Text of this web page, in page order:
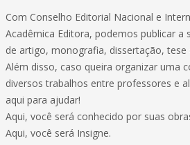
Com Conselho Editorial Nacional e
Acadêmica Editora, podemos publicar a
de artigo, monografia, dissertação,
Além disso, caso queira organizar uma
diversos trabalhos entre professores e
aqui para ajudar!
Aqui, você será conhecido por suas
Aqui, você será Insigne.